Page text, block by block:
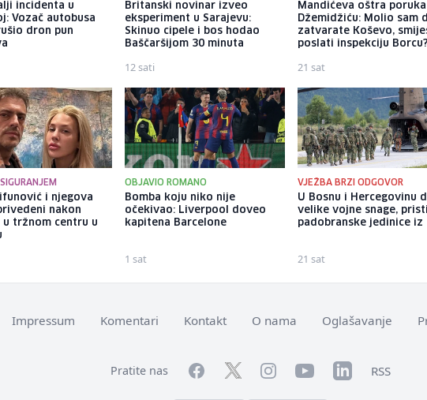
incidenta u
Vozač autobusa
dron pun
Britanski novinar izveo
eksperiment u Sarajevu:
Skinuo cipele i bos hodao
Baščaršijom 30 minuta
12 sati
Mandićeva oštra poruka
Džemidžiću: Molio sam
zatvarate Koševo,
poslati inspekciju
21 sat
i njegova
nakon
u tržnom centru u
OBJAVIO ROMANO
Bomba koju niko nije
očekivao: Liverpool doveo
kapitena Barcelone
1 sat
VJEŽBA BRZI ODGOVOR
U Bosnu i Hercegovinu
velike vojne snage,
padobranske jedinice iz
21 sat
Impressum Komentari Kontakt O nama Oglašavanje
Pratite nas FacebookTwitterInstagramYouTubeLinkedInRSS